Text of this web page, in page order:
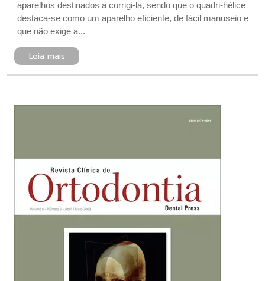
aparelhos destinados a corrigi-la, sendo que o quadri-hélice
destaca-se como um aparelho eficiente, de fácil manuseio e
que não exige a...
Leia mais